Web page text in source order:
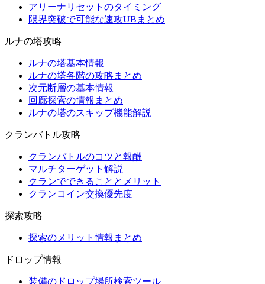
アリーナリセットのタイミング
限界突破で可能な速攻UBまとめ
ルナの塔攻略
ルナの塔基本情報
ルナの塔各階の攻略まとめ
次元断層の基本情報
回廊探索の情報まとめ
ルナの塔のスキップ機能解説
クランバトル攻略
クランバトルのコツと報酬
マルチターゲット解説
クランでできることとメリット
クランコイン交換優先度
探索攻略
探索のメリット情報まとめ
ドロップ情報
装備のドロップ場所検索ツール